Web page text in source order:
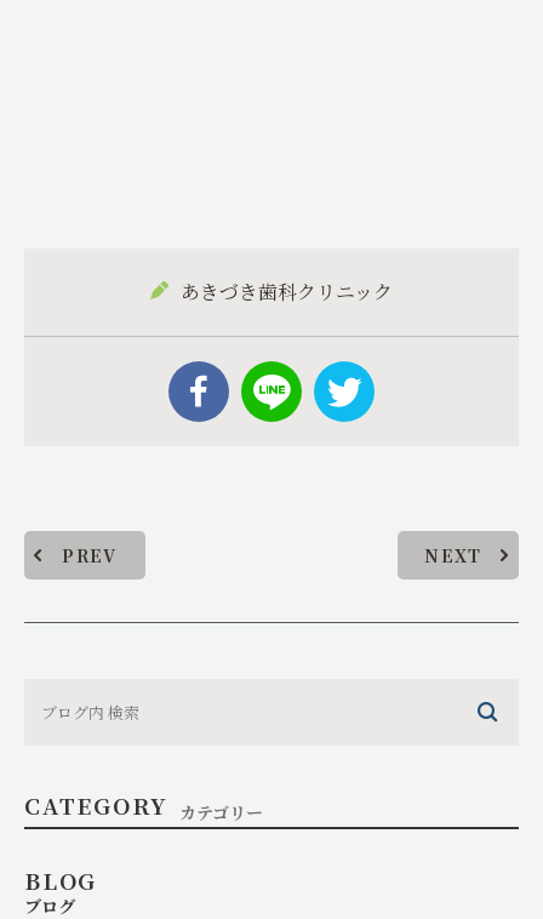
あきづき歯科クリニック
PREV NEXT
CATEGORY カテゴリー
BLOG
ブログ